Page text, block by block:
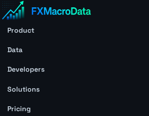
Product
Data
Developers
Solutions
Pricing